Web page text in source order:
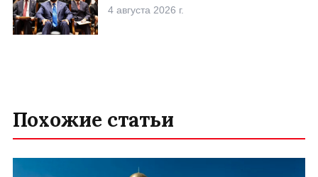
4 августа 2026 г.
Похожие статьи